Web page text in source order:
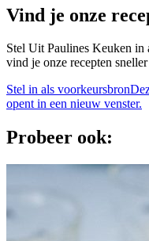
Vind je onze
Stel Uit Paulines Keuken
vind je onze recepten
Stel in als voorkeursbron
opent in een nieuw venster.
Probeer ook: